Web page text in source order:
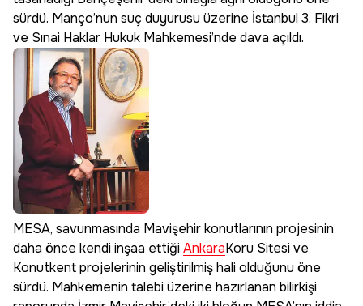
sürdü. Manço’nun suç duyurusu üzerine İstanbul 3. Fikri
ve Sınai Haklar Hukuk Mahkemesi’nde dava açıldı.
MESA, savunmasında Mavişehir konutlarının projesinin
daha önce kendi inşaa ettiğiAnkaraKoru Sitesi ve
Konutkent projelerinin geliştirilmiş hali olduğunu öne
sürdü. Mahkemenin talebi üzerine hazırlanan bilirkişi